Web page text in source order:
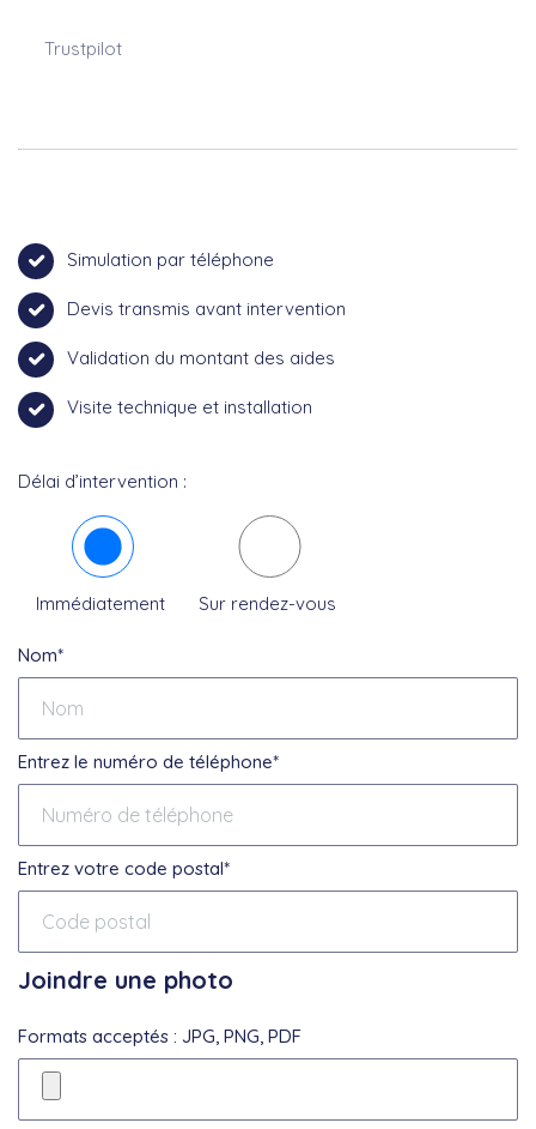
Trustpilot
Simulation par téléphone
Devis transmis avant intervention
Validation du montant des aides
Visite technique et installation
Délai d’intervention :
Immédiatement Sur rendez-vous
Nom*
Entrez le numéro de téléphone*
Entrez votre code postal*
Joindre une photo
Formats acceptés : JPG, PNG, PDF